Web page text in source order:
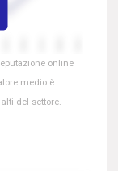
online
medio è
del settore.